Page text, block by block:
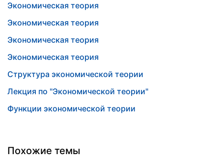
Экономическая теория
Экономическая теория
Экономическая теория
Экономическая теория
Структура экономической теории
Лекция по "Экономической теории"
Функции экономической теории
Похожие темы